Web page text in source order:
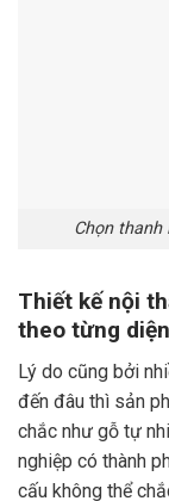
Chọn thanh
Thiết kế nội
theo từng
Lý do cũng bởi
đến đâu thì sản
chắc như gỗ tự
nghiệp có thành
cấu không thể